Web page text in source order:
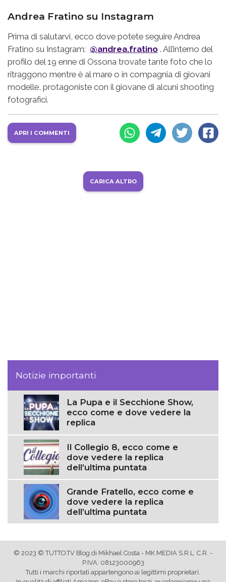
Andrea Fratino su Instagram
Prima di salutarvi, ecco dove potete seguire Andrea
Fratino su Instagram: @andrea.fratino . All’interno del
profilo del 19 enne di Ossona trovate tante foto che lo
ritraggono mentre è al mare o in compagnia di giovani
modelle, protagoniste con il giovane di alcuni shooting
fotografici.
APRI I COMMENTI
CARICA ALTRO
Notizie importanti
La Pupa e il Secchione Show,
ecco come e dove vedere la
replica
Il Collegio 8, ecco come e
dove vedere la replica
dell’ultima puntata
Grande Fratello, ecco come e
dove vedere la replica
dell’ultima puntata
© 2023 © TUTTO.TV Blog di Mikhael Costa - MK MEDIA S.R.L. C.R. -
P.IVA: 08123000963
Tutti i marchi riportati appartengono ai legittimi proprietari.